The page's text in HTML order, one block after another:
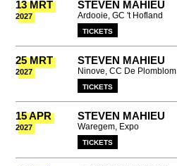
13 MRT
2027
STEVEN MAHIEU
Ardooie, GC 't Hofland
TICKETS
25 MRT
2027
STEVEN MAHIEU
Ninove, CC De Plomblom
TICKETS
15 APR
2027
STEVEN MAHIEU
Waregem, Expo
TICKETS